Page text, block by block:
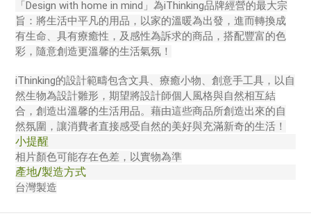
「Design with home in mind」為iThinking品牌經營的最大宗
旨：將生活中平凡的用品，以家的溫暖為出發，進而轉換成
有生命、具有療癒性，及感性為訴求的商品，搭配豐富的色
彩，隨意創造更溫馨的生活氣氛！
iThinking的設計範疇包含文具、療癒小物、創意手工具，以自
然生物為設計雛形，期望將設計師個人風格與自然相互結
合，創造出溫馨的生活用品。藉由這些商品所創造出來的自
然氛圍，讓消費者直接感受自然的美好與充滿新奇的生活！
小提醒
相片顏色可能存在色差，以實物為準
產地/製造方式
台灣製造